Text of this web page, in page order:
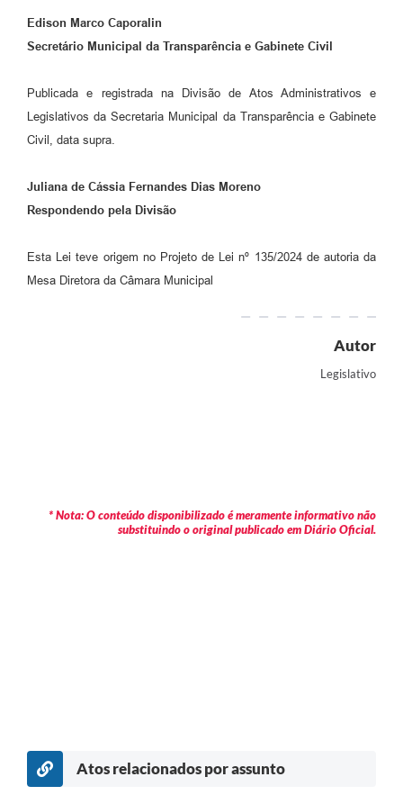
Edison Marco Caporalin
Secretário Municipal da Transparência e Gabinete Civil
Publicada e registrada na Divisão de Atos Administrativos e
Legislativos da Secretaria Municipal da Transparência e Gabinete
Civil, data supra.
Juliana de Cássia Fernandes Dias Moreno
Respondendo pela Divisão
Esta Lei teve origem no Projeto de Lei nº 135/2024 de autoria da
Mesa Diretora da Câmara Municipal
Autor
Legislativo
* Nota: O conteúdo disponibilizado é meramente informativo não
substituindo o original publicado em Diário Oficial.
Atos relacionados por assunto